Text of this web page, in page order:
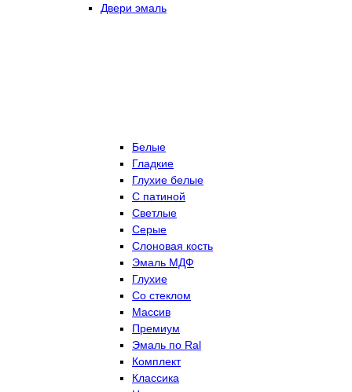
Двери эмаль
Белые
Гладкие
Глухие белые
С патиной
Светлые
Серые
Слоновая кость
Эмаль МДФ
Глухие
Со стеклом
Массив
Премиум
Эмаль по Ral
Комплект
Классика